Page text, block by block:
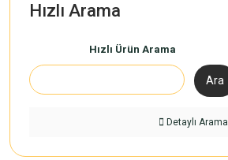
Hızlı Arama
Hızlı Ürün Arama
Ara
Detaylı Arama